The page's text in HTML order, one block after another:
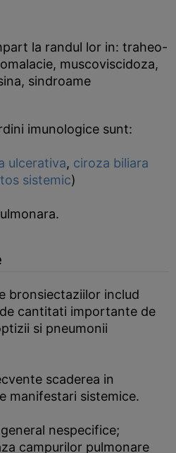
la randul lor in: traheo-
muscoviscidoza,
sindroame
imunologice sunt:
ulcerativa, ciroza biliara
sistemic)
bronsiectaziilor includ
cantitati importante de
si pneumonii
scaderea in
manifestari sistemice.
nespecifice;
campurilor pulmonare